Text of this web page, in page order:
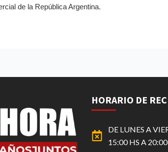
de la República Argentina.
HORARIO DE
DE LUNES A
15:00 HS A 20:00